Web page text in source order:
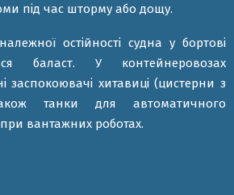
під час шторму або дощу.
остійності судна у бортові
баласт. У контейнеровозах
заспокоювачі хитавиці (цистерни з
танки для автоматичного
вантажних роботах.